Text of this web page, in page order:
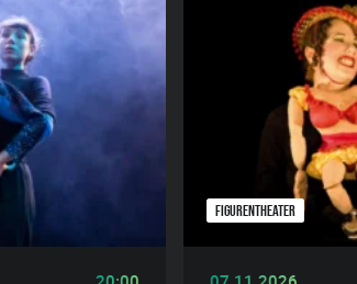
FIGURENTHEATER